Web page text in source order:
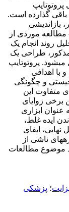
باقی گذارده است.
بازاندیشی
مطالعه موردی از
روند انجام یک
طراحی یک
می­شود. پروتوتایپ
با اهدافی
و چگونگی
متفاوت این
برخی زوایای
عنوان ابزاری
ایده غلط،
ایفای
ناشی از
موضوع مطالعات
؛ پزشکی